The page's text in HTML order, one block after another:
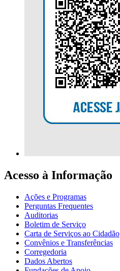
Acesso à Informação
Ações e Programas
Perguntas Frequentes
Auditorias
Boletim de Serviço
Carta de Serviços ao Cidadão
Convênios e Transferências
Corregedoria
Dados Abertos